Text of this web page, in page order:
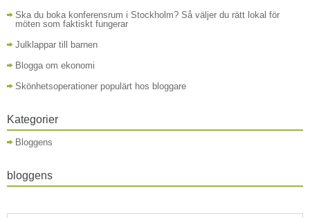
Ska du boka konferensrum i Stockholm? Så väljer du rätt lokal för
möten som faktiskt fungerar
Julklappar till barnen
Blogga om ekonomi
Skönhetsoperationer populärt hos bloggare
Kategorier
Bloggens
bloggens